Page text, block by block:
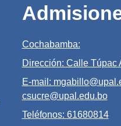
Cochabamba:
Dirección: Calle Túpac
E-mail:
csucre@upal.edu.bo
Teléfonos: 61680814